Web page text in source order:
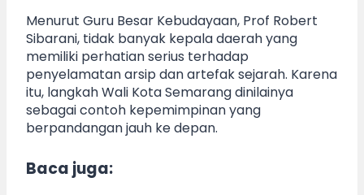
Menurut Guru Besar Kebudayaan, Prof Robert
Sibarani, tidak banyak kepala daerah yang
memiliki perhatian serius terhadap
penyelamatan arsip dan artefak sejarah. Karena
itu, langkah Wali Kota Semarang dinilainya
sebagai contoh kepemimpinan yang
berpandangan jauh ke depan.
Baca juga: